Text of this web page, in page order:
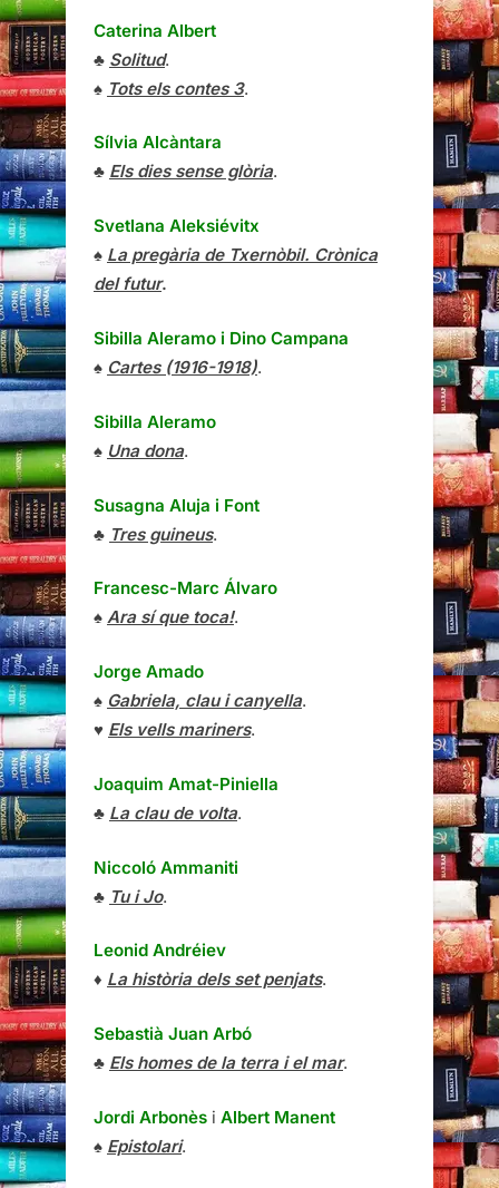
Caterina Albert
♣ Solitud.
♠ Tots els contes 3.
Sílvia Alcàntara
♣ Els dies sense glòria.
Svetlana Aleksiévitx
♠ La pregària de Txernòbil. Crònica
del futur.
Sibilla Aleramo i Dino Campana
♠ Cartes (1916-1918).
Sibilla Aleramo
♠ Una dona.
Susagna Aluja i Font
♣ Tres guineus.
Francesc-Marc Álvaro
♠ Ara sí que toca!.
Jorge Amado
♠ Gabriela, clau i canyella.
♥ Els vells mariners.
Joaquim Amat-Piniella
♣ La clau de volta.
Niccoló Ammaniti
♣ Tu i Jo.
Leonid Andréiev
♦ La història dels set penjats.
Sebastià Juan Arbó
♣ Els homes de la terra i el mar.
Jordi Arbonès i Albert Manent
♠ Epistolari.